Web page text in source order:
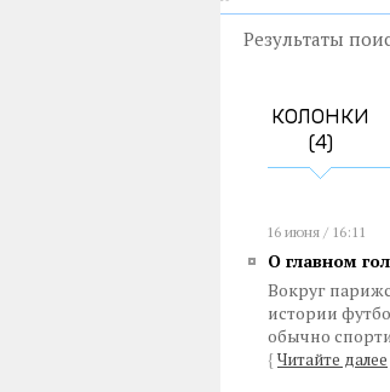
Результаты
КОЛОНКИ
(4)
16 июня / 16:11
О главном
Вокруг
истории
обычно
{ Читайте далее